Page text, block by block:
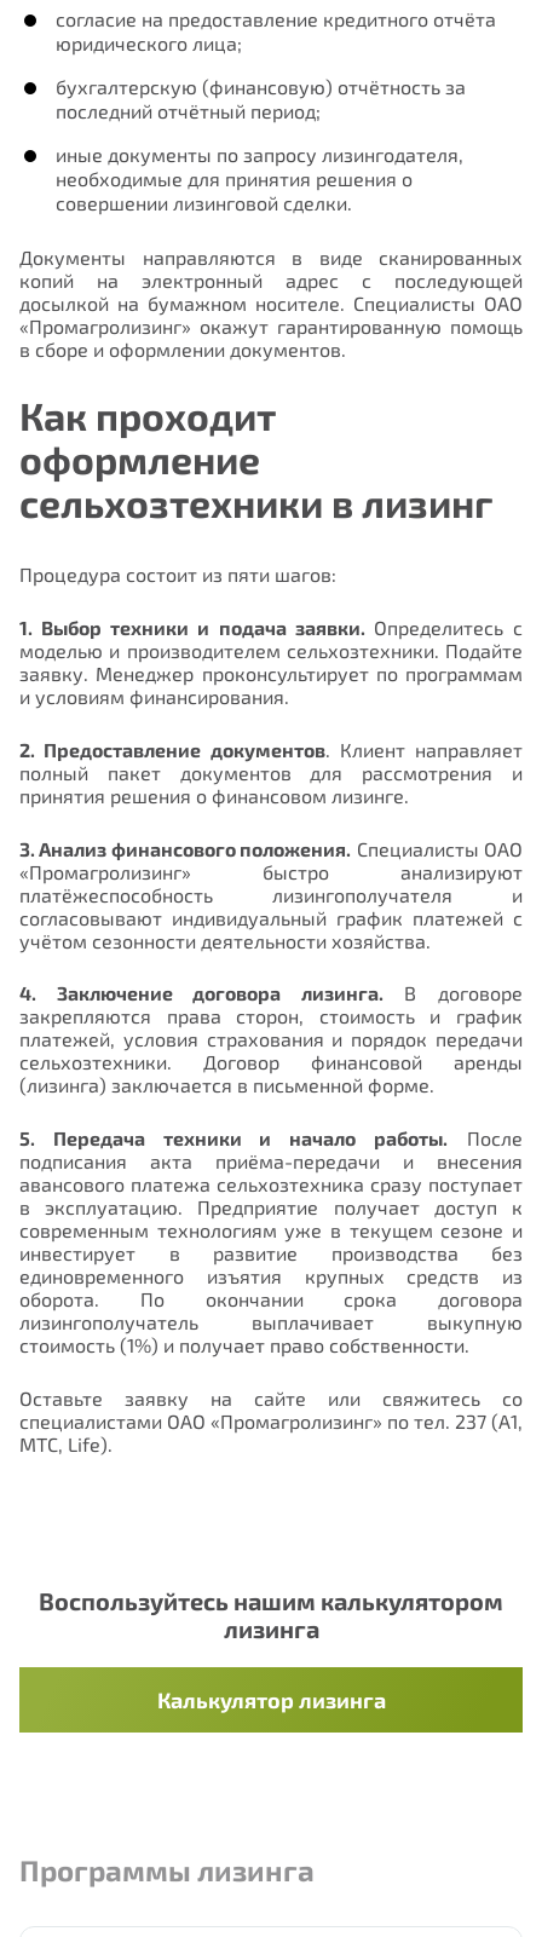
согласие на предоставление кредитного отчёта
юридического лица;
бухгалтерскую (финансовую) отчётность за
последний отчётный период;
иные документы по запросу лизингодателя,
необходимые для принятия решения о
совершении лизинговой сделки.
Документы направляются в виде сканированных
копий на электронный адрес с последующей
досылкой на бумажном носителе. Специалисты ОАО
«Промагролизинг» окажут гарантированную помощь
в сборе и оформлении документов.
Как проходит
оформление
сельхозтехники в лизинг
Процедура состоит из пяти шагов:
1. Выбор техники и подача заявки. Определитесь с
моделью и производителем сельхозтехники. Подайте
заявку. Менеджер проконсультирует по программам
и условиям финансирования.
2. Предоставление документов. Клиент направляет
полный пакет документов для рассмотрения и
принятия решения о финансовом лизинге.
3. Анализ финансового положения. Специалисты ОАО
«Промагролизинг» быстро анализируют
платёжеспособность лизингополучателя и
согласовывают индивидуальный график платежей с
учётом сезонности деятельности хозяйства.
4. Заключение договора лизинга. В договоре
закрепляются права сторон, стоимость и график
платежей, условия страхования и порядок передачи
сельхозтехники. Договор финансовой аренды
(лизинга) заключается в письменной форме.
5. Передача техники и начало работы. После
подписания акта приёма-передачи и внесения
авансового платежа сельхозтехника сразу поступает
в эксплуатацию. Предприятие получает доступ к
современным технологиям уже в текущем сезоне и
инвестирует в развитие производства без
единовременного изъятия крупных средств из
оборота. По окончании срока договора
лизингополучатель выплачивает выкупную
стоимость (1%) и получает право собственности.
Оставьте заявку на сайте или свяжитесь со
специалистами ОАО «Промагролизинг» по тел. 237 (А1,
МТС, Life).
Воспользуйтесь нашим калькулятором
лизинга
Калькулятор лизинга
Программы лизинга
Нам важно Ваше мнение. Здесь Вы
можете отправить предложения о
совершенствовании работы сайта